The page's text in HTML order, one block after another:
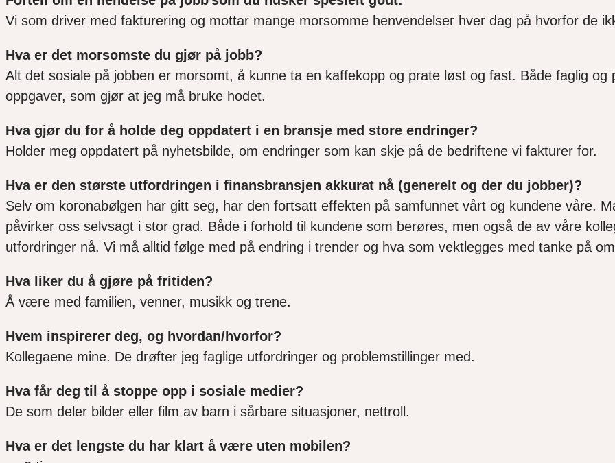
Vi som driver med fakturering og mottar mange morsomme henvendelser hver dag på hvorfor de
Hva er det morsomste du gjør på jobb?
Alt det sosiale på jobben er morsomt, å kunne ta en kaffekopp og prate løst og fast. Både faglig
oppgaver, som gjør at jeg må bruke hodet.
Hva gjør du for å holde deg oppdatert i en bransje med store endringer?
Holder meg oppdatert på nyhetsbilde, om endringer som kan skje på de bedriftene vi fakturer for.
Hva er den største utfordringen i finansbransjen akkurat nå (generelt og der du jobber)?
Selv om koronabølgen har gitt seg, har den fortsatt effekten på samfunnet vårt og kundene våre.
påvirker oss selvsagt i stor grad. Både i forhold til kundene som berøres, men også de av våre
utfordringer nå. Vi må alltid følge med på endring i trender og hva som vektlegges med tanke på
Hva liker du å gjøre på fritiden?
Å være med familien, venner, musikk og trene.
Hvem inspirerer deg, og hvordan/hvorfor?
Kollegaene mine. De drøfter jeg faglige utfordringer og problemstillinger med.
Hva får deg til å stoppe opp i sosiale medier?
De som deler bilder eller film av barn i sårbare situasjoner, nettroll.
Hva er det lengste du har klart å være uten mobilen?